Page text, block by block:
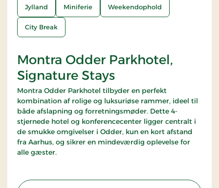
Jylland Miniferie Weekendophold
City Break
Montra Odder Parkhotel,
Signature Stays
Montra Odder Parkhotel tilbyder en perfekt
kombination af rolige og luksuriøse rammer, ideel til
både afslapning og forretningsmøder. Dette 4-
stjernede hotel og konferencecenter ligger centralt i
de smukke omgivelser i Odder, kun en kort afstand
fra Aarhus, og sikrer en mindeværdig oplevelse for
alle gæster.